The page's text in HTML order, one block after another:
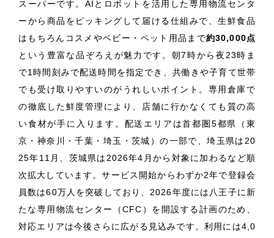
スーパーです。AIとロボットを活用した専用物流センタ
ーから商品をピッキングして届ける仕組みで、生鮮食品
はもちろんコスメやベビー・ペット用品まで約30,000点
という豊富な品ぞろえが魅力です。朝7時から夜23時ま
で1時間刻みで配送時間を指定でき、共働きや子育て世帯
でも受け取りやすいのがうれしいポイント。専用倉庫で
の徹底した鮮度管理により、店舗に行かなくても質の高
い食材が手に入ります。配送エリアは首都圏5都県（東
京・神奈川・千葉・埼玉・茨城）の一部で、埼玉県は20
25年11月、茨城県は2026年4月から対象に加わるなど順
次拡大しています。サービス開始からわずか2年で登録会
員数は60万人を突破しており、2026年度には八王子に新
たな専用物流センター（CFC）を開設する計画のため、
対応エリアは今後さらに広がる見込みです。利用には4,0